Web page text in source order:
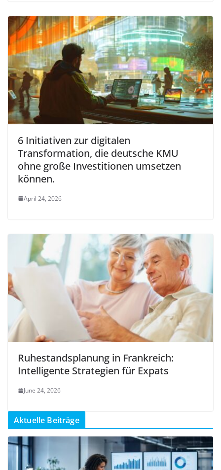
6 Initiativen zur digitalen
Transformation, die deutsche KMU
ohne große Investitionen umsetzen
können.
April 24, 2026
Ruhestandsplanung in Frankreich:
Intelligente Strategien für Expats
June 24, 2026
Aktuelle Beiträge